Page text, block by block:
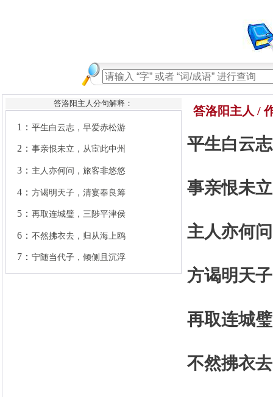
答洛阳主人分句解释：
平生白云志，早爱赤松游
2：事亲恨未立，从宦此中州
6：不然拂衣去，归从海上鸥
7：宁随当代子，倾侧且沉浮
答洛阳主人 /
平生白云
事亲恨未
主人亦何
方谒明天
再取连城
不然拂衣